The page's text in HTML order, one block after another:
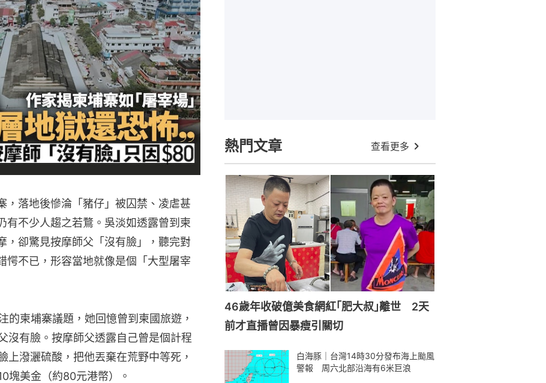
，落地後慘淪「豬仔」被囚禁、凌虐甚
有不少人趨之若鶩。吳淡如透露曾到柬
，卻驚見按摩師父「沒有臉」，聽完對
愕不已，形容當地就像是個「大型屠宰
的柬埔寨議題，她回憶曾到柬國旅遊，
沒有臉。按摩師父透露自己曾是個計程
上潑灑硫酸，把他丟棄在荒野中等死，
塊美金（約80元港幣）。
熱門文章 查看更多
46歲年收破億美食網紅｢肥大叔｣離世 2天
前才直播曾因暴瘦引關切
白海豚｜台灣14時30分發布海上颱風
警報 周六北部沿海有6米巨浪